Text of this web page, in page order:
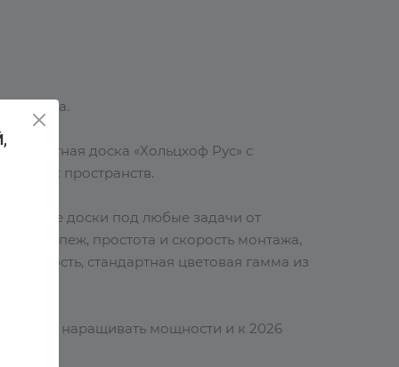
года.
доска «Хольцхоф Рус» с
пространств.
доски под любые задачи от
крепеж, простота и скорость монтажа,
стандартная цветовая гамма из
наращивать мощности и к 2026